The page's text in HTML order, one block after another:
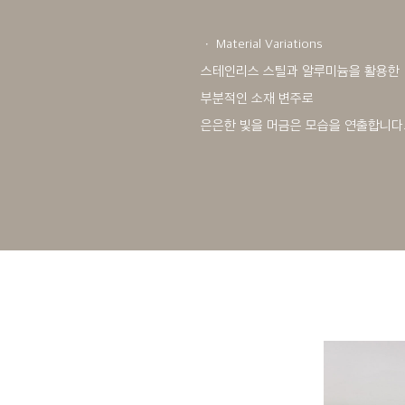
ㆍ Material Variations
스테인리스 스틸과 알루미늄을 활용한
부분적인 소재 변주로
은은한 빛을 머금은 모습을 연출합니다.